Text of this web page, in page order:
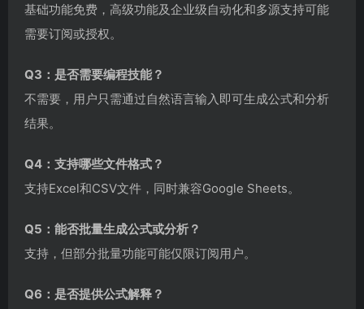
基础功能免费，高级功能及企业级自动化和多源支持可能
需要订阅或授权。
Q3：是否需要编程技能？
不需要，用户只需通过自然语言输入即可生成公式和分析
结果。
Q4：支持哪些文件格式？
支持Excel和CSV文件，同时兼容Google Sheets。
Q5：能否批量生成公式或分析？
支持，但部分批量功能可能仅限订阅用户。
Q6：是否提供公式解释？